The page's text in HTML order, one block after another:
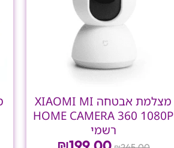
מצלמת אבטחה XIAOMI MI
HOME CAMERA 360 1080P
רשמי